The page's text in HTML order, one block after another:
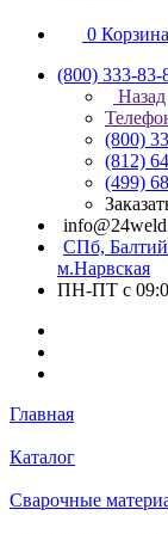
0 Корзина
(800) 333-83-
Назад
(800)
(812)
(499)
СПб,
м.Нарвская
ПН-ПТ с
Главная
Каталог
Сварочные